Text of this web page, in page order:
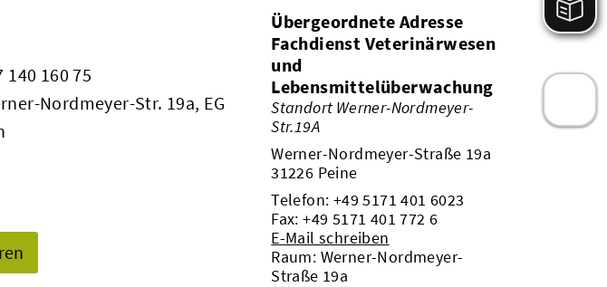
140 160 75
Nordmeyer-Str. 19a, EG
Übergeordnete Adresse
Fachdienst Veterinärwesen
und
Lebensmittelüberwachung
Standort Werner-Nordmeyer-
Str.19A
Werner-Nordmeyer-Straße 19a
31226 Peine
Telefon: +49 5171 401 6023
Fax: +49 5171 401 772 6
E-Mail schreiben
Raum: Werner-Nordmeyer-
Straße 19a